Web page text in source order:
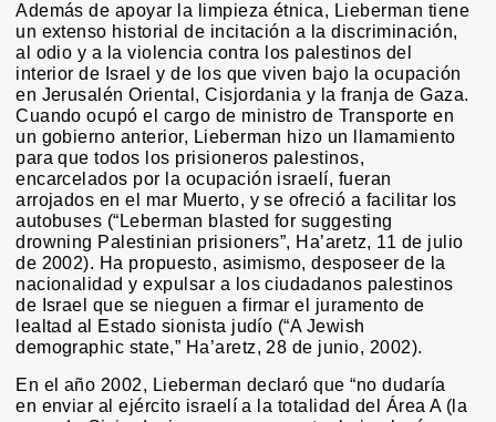
Además de apoyar la limpieza étnica, Lieberman tiene
un extenso historial de incitación a la discriminación,
al odio y a la violencia contra los palestinos del
interior de Israel y de los que viven bajo la ocupación
en Jerusalén Oriental, Cisjordania y la franja de Gaza.
Cuando ocupó el cargo de ministro de Transporte en
un gobierno anterior, Lieberman hizo un llamamiento
para que todos los prisioneros palestinos,
encarcelados por la ocupación israelí, fueran
arrojados en el mar Muerto, y se ofreció a facilitar los
autobuses (“Leberman blasted for suggesting
drowning Palestinian prisioners”, Ha’aretz, 11 de julio
de 2002). Ha propuesto, asimismo, desposeer de la
nacionalidad y expulsar a los ciudadanos palestinos
de Israel que se nieguen a firmar el juramento de
lealtad al Estado sionista judío (“A Jewish
demographic state,” Ha’aretz, 28 de junio, 2002).
En el año 2002, Lieberman declaró que “no dudaría
en enviar al ejército israelí a la totalidad del Área A (la